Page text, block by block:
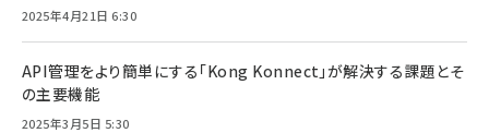
2025年4月21日 6:30
API管理をより簡単にする「Kong Konnect」が解決する課題とそ
の主要機能
2025年3月5日 5:30